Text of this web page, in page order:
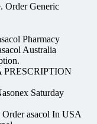
Order Generic
Pharmacy
Australia
PRESCRIPTION
Saturday
Order asacol In USA